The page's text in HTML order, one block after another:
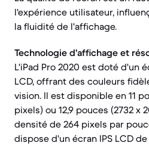
l'expérience utilisateur,
la fluidité de l'affichage.
Technologie d'affichage et
L'iPad Pro 2020 est doté d'un
LCD, offrant des couleurs
vision. Il est disponible en 11
pixels) ou 12,9 pouces (2732 x
densité de 264 pixels par
dispose d'un écran IPS LCD